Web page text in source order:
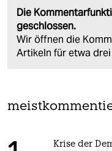
Die
geschlossen.
Wir öffnen die
Artikeln für etwa drei
Krise der